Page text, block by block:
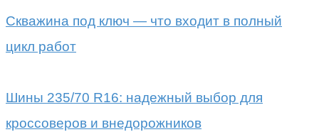
Скважина под ключ — что входит в полный
цикл работ
Шины 235/70 R16: надежный выбор для
кроссоверов и внедорожников